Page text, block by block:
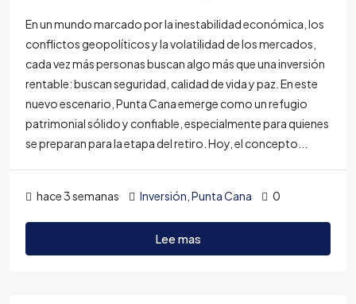
En un mundo marcado por la inestabilidad económica, los
conflictos geopolíticos y la volatilidad de los mercados,
cada vez más personas buscan algo más que una inversión
rentable: buscan seguridad, calidad de vida y paz. En este
nuevo escenario, Punta Cana emerge como un refugio
patrimonial sólido y confiable, especialmente para quienes
se preparan para la etapa del retiro. Hoy, el concepto...
hace 3 semanas Inversión Punta Cana 0
Lee mas